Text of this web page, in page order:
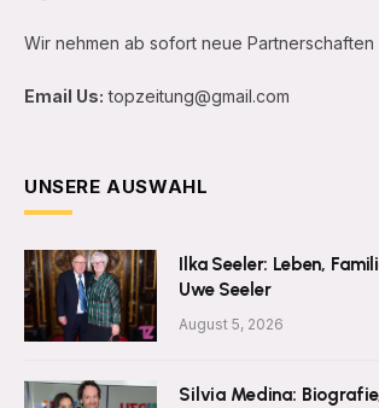
Wir nehmen ab sofort neue
Email Us: topzeitung@gmail.com
UNSERE AUSWAHL
Ilka Seeler: Leben,
Uwe Seeler
August 5, 2026
Silvia Medina: